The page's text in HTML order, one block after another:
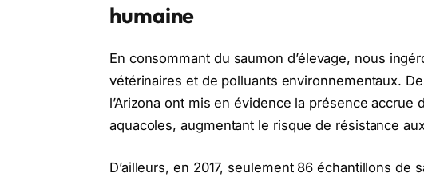
humaine
En consommant du saumon d’élevage, nous
vétérinaires et de polluants environnementaux.
l’Arizona ont mis en évidence la présence accrue
aquacoles, augmentant le risque de résistance
D’ailleurs, en 2017, seulement 86 échantillons